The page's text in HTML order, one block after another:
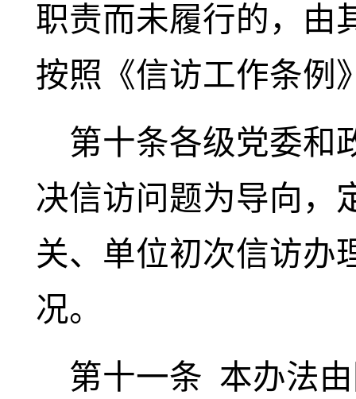
职责而未履行的，由
按照《信访工作条例
第十条各级党委和
决信访问题为导向，
关、单位初次信访办
况。
第十一条 本办法